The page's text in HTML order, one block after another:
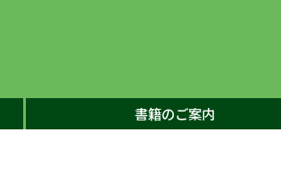
書籍のご案内